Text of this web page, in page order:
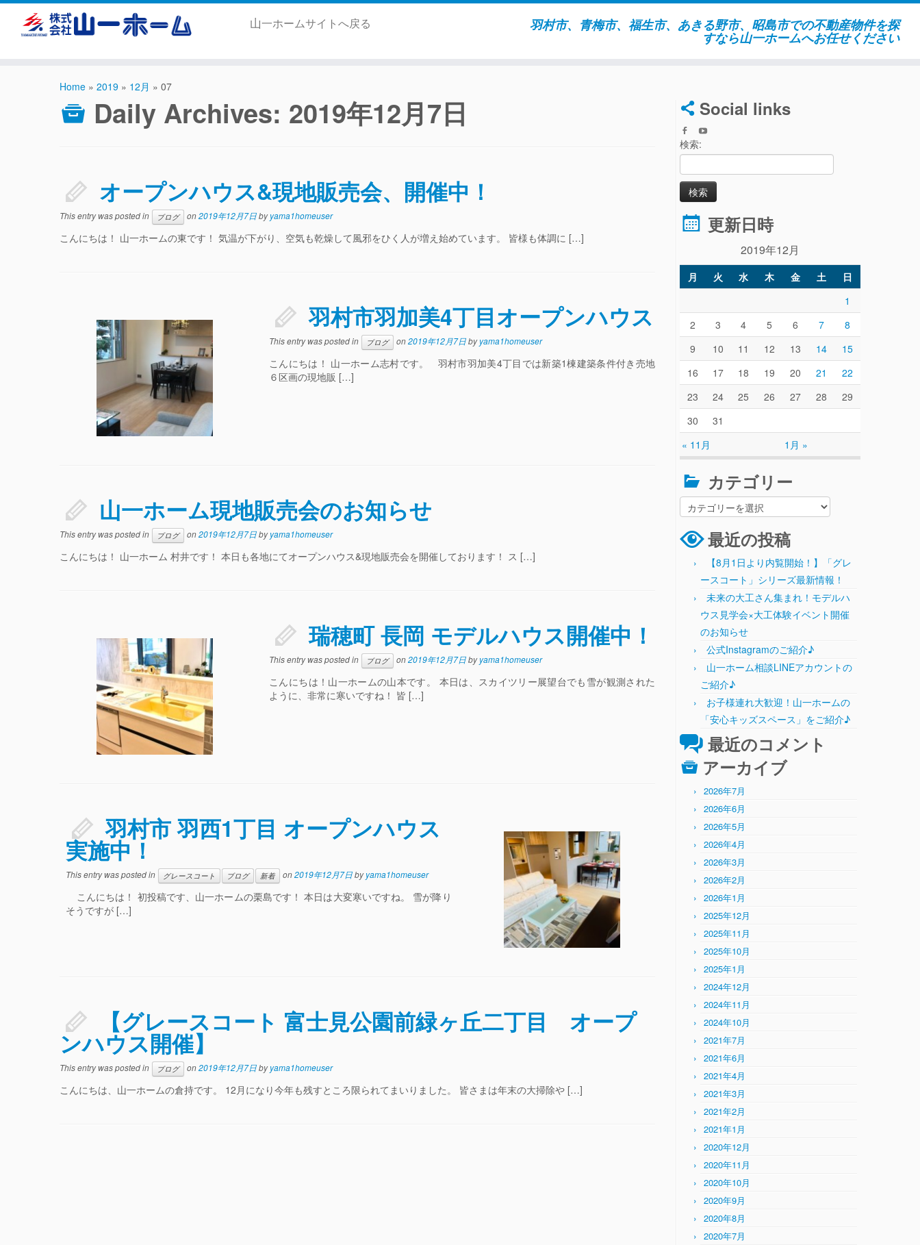
羽村市、青梅市、福生市、あきる野市、昭島市での不動産物件を探
すなら山一ホームへお任せください
山一ホームサイトへ戻る
Home » 2019 » 12月 » 07
Daily Archives: 2019年12月7日
オープンハウス&現地販売会、開催中！
This entry was posted in ブログ on2019年12月7日byyama1homeuser
こんにちは！ 山一ホームの東です！ 気温が下がり、空気も乾燥して風邪をひく人が増え始めています。 皆様も体調に […]
羽村市羽加美4丁目オープンハウス
This entry was posted in ブログ on2019年12月7日byyama1homeuser
こんにちは！ 山一ホーム志村です。 羽村市羽加美4丁目では新築1棟建築条件付き売地
６区画の現地販 […]
山一ホーム現地販売会のお知らせ
This entry was posted in ブログ on2019年12月7日byyama1homeuser
こんにちは！ 山一ホーム 村井です！ 本日も各地にてオープンハウス&現地販売会を開催しております！ ス […]
瑞穂町 長岡 モデルハウス開催中！
This entry was posted in ブログ on2019年12月7日byyama1homeuser
こんにちは！山一ホームの山本です。 本日は、スカイツリー展望台でも雪が観測された
ように、非常に寒いですね！ 皆 […]
羽村市 羽西1丁目 オープンハウス
実施中！
This entry was posted in グレースコート ブログ 新着 on2019年12月7日byyama1homeuser
こんにちは！ 初投稿です、山一ホームの栗島です！ 本日は大変寒いですね。 雪が降り
そうですが […]
【グレースコート 富士見公園前緑ヶ丘二丁目 オープ
ンハウス開催】
This entry was posted in ブログ on2019年12月7日byyama1homeuser
こんにちは、山一ホームの倉持です。 12月になり今年も残すところ限られてまいりました。 皆さまは年末の大掃除や […]
Social links
検索:
更新日時
2019年12月
月 火 水 木 金 土 日
« 11月 1月 »
1
2
3 4 5 6 7
8
9
10 11 12 13 14
15
16
17 18 19 20 21
22
23
24 25 26 27 28
29
30
31
カテゴリー
最近の投稿
【8月1日より内覧開始！】「グレ
ースコート」シリーズ最新情報！
未来の大工さん集まれ！モデルハ
ウス見学会×大工体験イベント開催
のお知らせ
公式Instagramのご紹介♪
山一ホーム相談LINEアカウントの
ご紹介♪
お子様連れ大歓迎！山一ホームの
「安心キッズスペース」をご紹介♪
最近のコメント
アーカイブ
2026年7月
2026年6月
2026年5月
2026年4月
2026年3月
2026年2月
2026年1月
2025年12月
2025年11月
2025年10月
2025年1月
2024年12月
2024年11月
2024年10月
2021年7月
2021年6月
2021年4月
2021年3月
2021年2月
2021年1月
2020年12月
2020年11月
2020年10月
2020年9月
2020年8月
2020年7月